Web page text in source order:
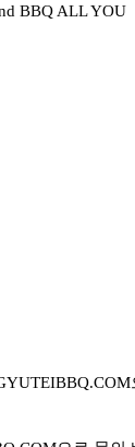
BBQ ALL YOU